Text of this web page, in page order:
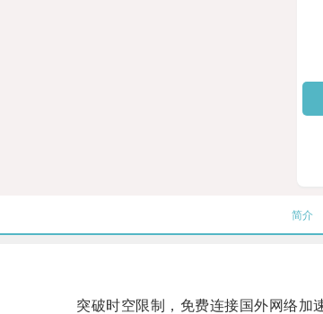
简介
突破时空限制，免费连接国外网络加速